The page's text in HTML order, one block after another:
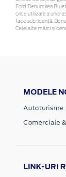
Ford. Denumirea
orice utilizare a unor
face sub licență.
Celelalte mărci și
MODELE
Autoturisme
Comerciale
LINK-URI